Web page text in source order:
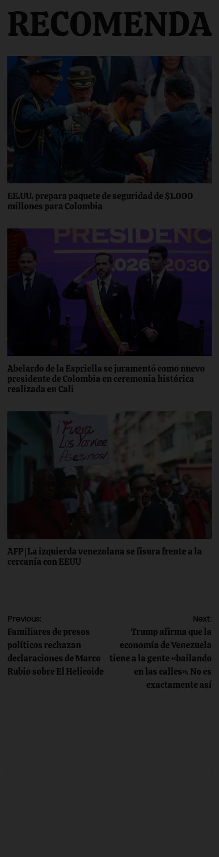
EE.UU. prepara paquete de seguridad de $1.000
millones para Colombia
Abelardo de la Espriella se juramentó como nuevo
presidente de Colombia en ceremonia histórica
realizada en Cali
AFP | La izquierda venezolana se fisura frente a la
cercanía con EEUU
Navegación
de
entradas
Previous:
Familiares de presos
políticos rechazan
declaraciones de Marco
Rubio sobre El Helicoide
Next:
Trump afirma que la
economía de Venezuela
tiene a la gente «bailando
en las calles». No es
exactamente así